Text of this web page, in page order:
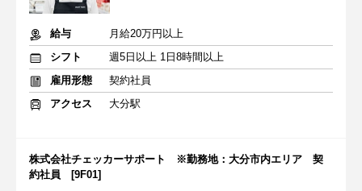
給与
月給20万円以上
シフト
週5日以上 1日8時間以上
雇用形態
契約社員
アクセス
大分駅
株式会社チェッカーサポート ※勤務地：大分市内エリア 契
約社員 [9F01]